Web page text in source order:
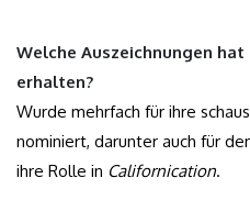
Welche Auszeichnungen hat
erhalten?
Wurde mehrfach für ihre
nominiert, darunter auch für
ihre Rolle in Californication.